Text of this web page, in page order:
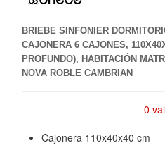
BRIEBE SINFONIER
CAJONERA 6 CAJONES,
PROFUNDO), HABITACIÓN
NOVA ROBLE CAMBRIAN
0
Cajonera 110x40x40 cm